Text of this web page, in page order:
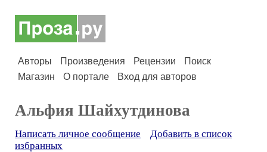
Авторы Произведения Рецензии
Поиск
Магазин
О портале Вход для авторов
Альфия Шайхутдинова
Написать личное сообщение
Добавить в список
избранных